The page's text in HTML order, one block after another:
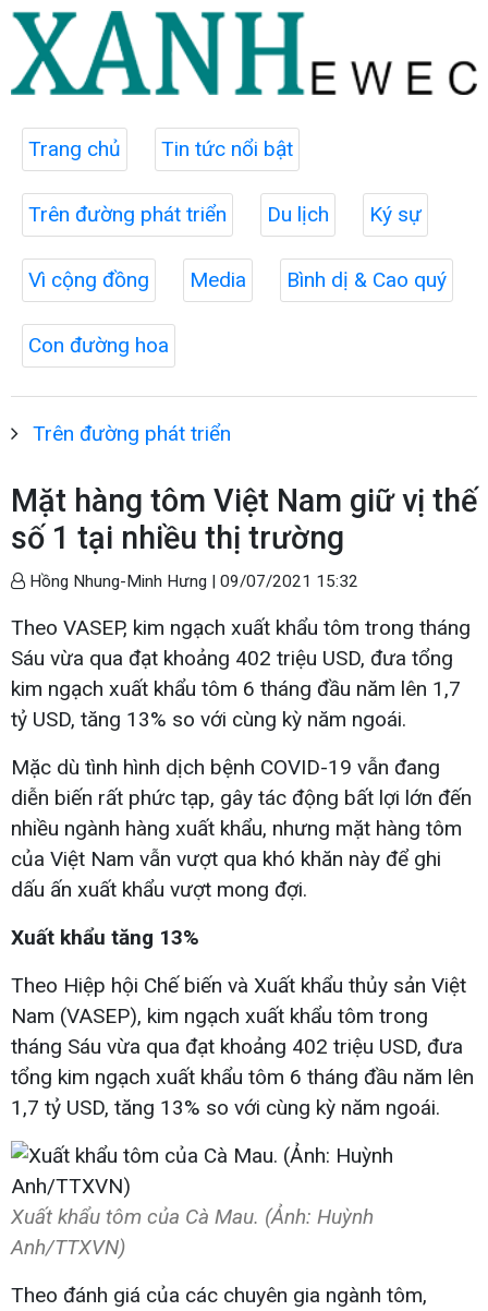
Trang chủ Tin tức nổi bật
Trên đường phát triển Du lịch Ký sự
Vì cộng đồng Media Bình dị & Cao quý
Con đường hoa
Trên đường phát triển
Mặt hàng tôm Việt Nam giữ vị thế
số 1 tại nhiều thị trường
Hồng Nhung-Minh Hưng | 09/07/2021 15:32
Theo VASEP, kim ngạch xuất khẩu tôm trong tháng
Sáu vừa qua đạt khoảng 402 triệu USD, đưa tổng
kim ngạch xuất khẩu tôm 6 tháng đầu năm lên 1,7
tỷ USD, tăng 13% so với cùng kỳ năm ngoái.
Mặc dù tình hình dịch bệnh COVID-19 vẫn đang
diễn biến rất phức tạp, gây tác động bất lợi lớn đến
nhiều ngành hàng xuất khẩu, nhưng mặt hàng tôm
của Việt Nam vẫn vượt qua khó khăn này để ghi
dấu ấn xuất khẩu vượt mong đợi.
Xuất khẩu tăng 13%
Theo Hiệp hội Chế biến và Xuất khẩu thủy sản Việt
Nam (VASEP), kim ngạch xuất khẩu tôm trong
tháng Sáu vừa qua đạt khoảng 402 triệu USD, đưa
tổng kim ngạch xuất khẩu tôm 6 tháng đầu năm lên
1,7 tỷ USD, tăng 13% so với cùng kỳ năm ngoái.
Xuất khẩu tôm của Cà Mau. (Ảnh: Huỳnh
Anh/TTXVN)
Theo đánh giá của các chuyên gia ngành tôm,